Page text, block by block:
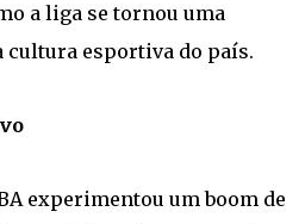
a liga se tornou uma
cultura esportiva do país.
experimentou um boom de